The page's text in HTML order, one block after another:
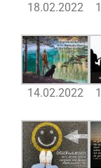
18.02.2022
14.02.2022